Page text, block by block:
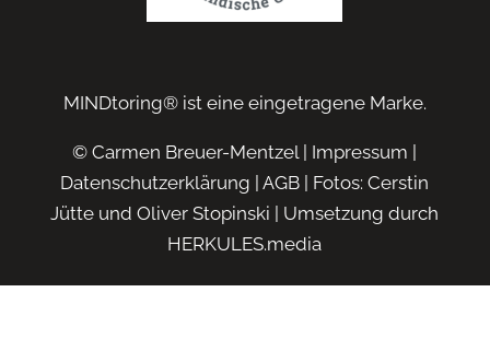
MINDtoring® ist eine eingetragene Marke.
© Carmen Breuer-Mentzel | Impressum |
Datenschutzerklärung |AGB | Fotos: Cerstin
Jütte und Oliver Stopinski | Umsetzung durch
HERKULES.media